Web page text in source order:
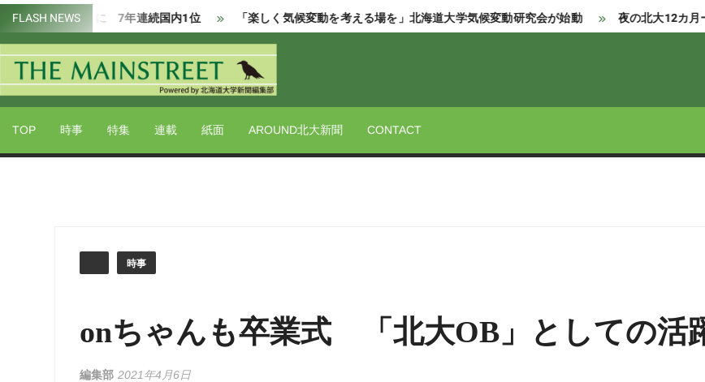
content
FLASH NEWS
に 7年連続国内1位 「楽しく気候変動を考える場を」北海道大学気候変動研究会が始動 夜の北大12カ月ー6月編：北大
MAINSTREET
TOP 時事 特集 連載 紙面 AROUND北大新聞 CONTACT
時事
onちゃんも卒業式 「北大OB」としての活
編集部 2021年4月6日